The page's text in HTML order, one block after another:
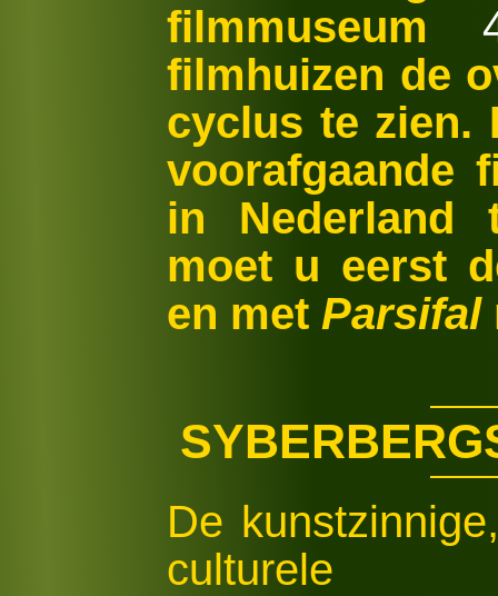
filmmuseum
filmhuizen de
cyclus te zien.
voorafgaande
in Nederland
moet u eerst
en met Parsifal
De